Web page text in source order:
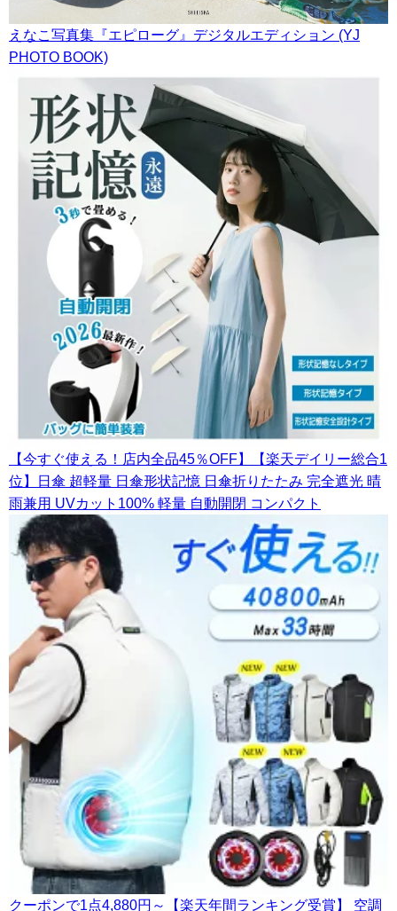
えなこ写真集『エピローグ』デジタルエディション (YJ
PHOTO BOOK)
【今すぐ使える！店内全品45％OFF】【楽天デイリー総合1
位】日傘 超軽量 日傘形状記憶 日傘折りたたみ 完全遮光 晴
雨兼用 UVカット100% 軽量 自動開閉 コンパクト
クーポンで1点4,880円～【楽天年間ランキング受賞】 空調